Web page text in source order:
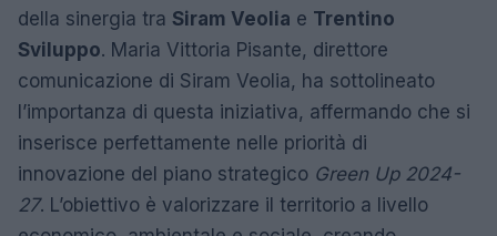
della sinergia tra Siram Veolia e Trentino
Sviluppo. Maria Vittoria Pisante, direttore
comunicazione di Siram Veolia, ha sottolineato
l’importanza di questa iniziativa, affermando che si
inserisce perfettamente nelle priorità di
innovazione del piano strategico Green Up 2024-
27. L’obiettivo è valorizzare il territorio a livello